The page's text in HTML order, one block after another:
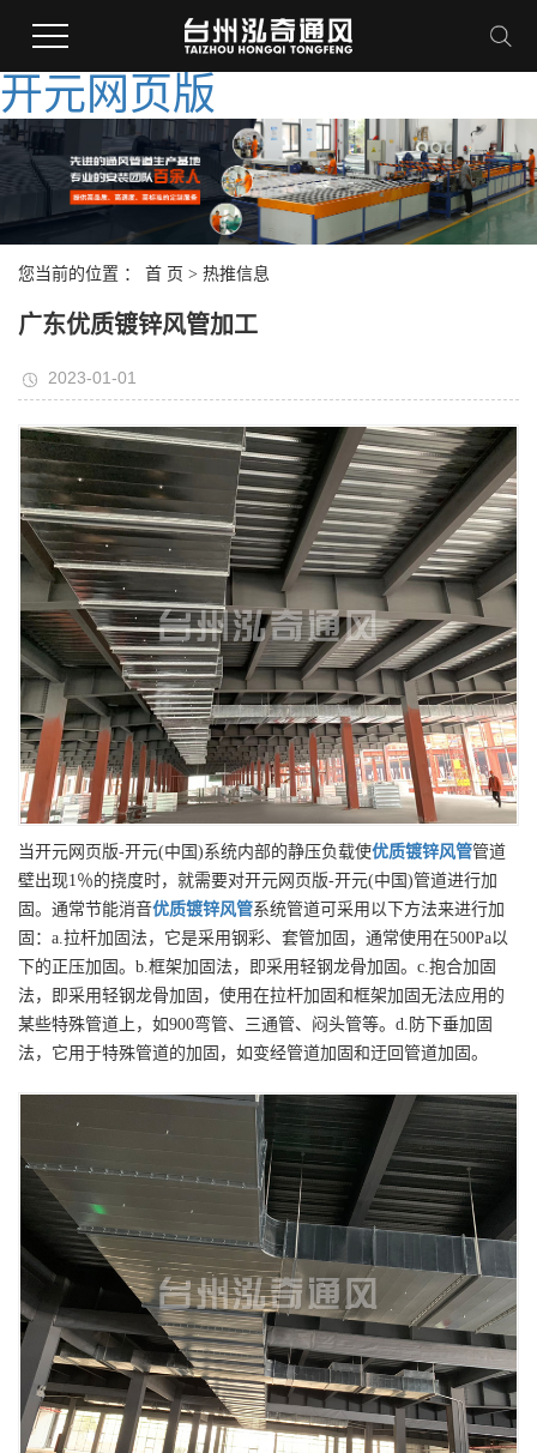
开元网页版
您当前的位置 ： 首 页 > 热推信息
广东优质镀锌风管加工
2023-01-01
当开元网页版-开元(中国)系统内部的静压负载使优质镀锌风管管道
壁出现1％的挠度时，就需要对开元网页版-开元(中国)管道进行加
固。通常节能消音优质镀锌风管系统管道可采用以下方法来进行加
固：a.拉杆加固法，它是采用钢彩、套管加固，通常使用在500Pa以
下的正压加固。b.框架加固法，即采用轻钢龙骨加固。c.抱合加固
法，即采用轻钢龙骨加固，使用在拉杆加固和框架加固无法应用的
某些特殊管道上，如900弯管、三通管、闷头管等。d.防下垂加固
法，它用于特殊管道的加固，如变经管道加固和迂回管道加固。